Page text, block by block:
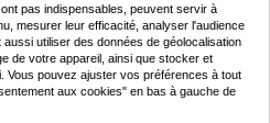
EPSON T0969 - gris clair -
pas indispensables, peuvent servir à
mesurer leur efficacité, analyser l'audience
utiliser des données de géolocalisation
de votre appareil, ainsi que stocker et
Vous pouvez ajuster vos préférences à tout
aux cookies" en bas à gauche de